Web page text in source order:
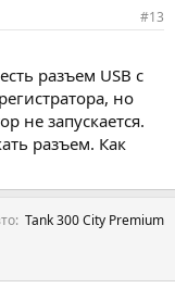
#13
разъем USB с
но
не запускается.
разъем. Как
Tank 300 City Premium